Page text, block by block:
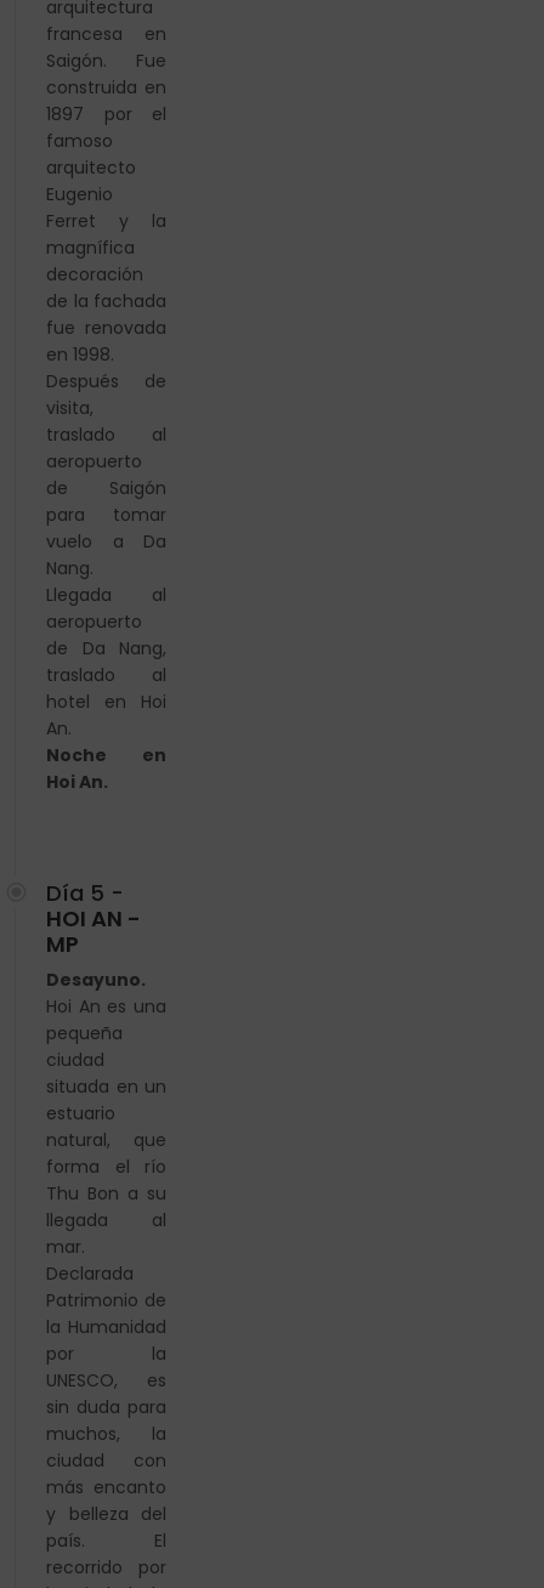
arquitectura
francesa en
Saigón. Fue
construida en
1897 por el
famoso
arquitecto
Eugenio
Ferret y la
magnífica
decoración
de la fachada
fue renovada
en 1998.
Después de
visita,
traslado al
aeropuerto
de Saigón
para tomar
vuelo a Da
Nang.
Llegada al
aeropuerto
de Da Nang,
traslado al
hotel en Hoi
An.
Noche en
Hoi An.
Día 5 -
HOI AN -
MP
Desayuno.
Hoi An es una
pequeña
ciudad
situada en un
estuario
natural, que
forma el río
Thu Bon a su
llegada al
mar.
Declarada
Patrimonio de
la Humanidad
por la
UNESCO, es
sin duda para
muchos, la
ciudad con
más encanto
y belleza del
país. El
recorrido por